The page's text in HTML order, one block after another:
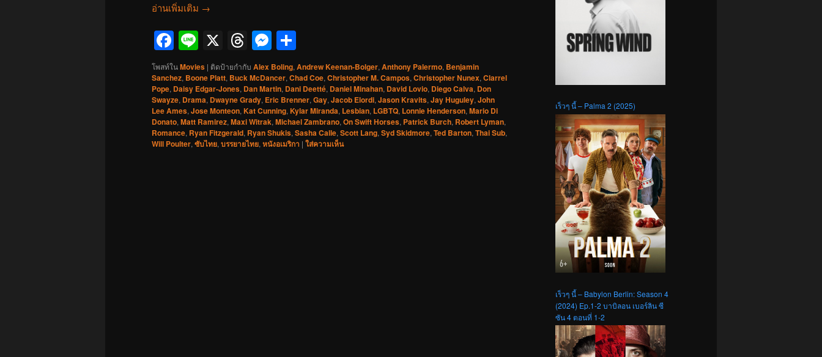
อ่านเพิ่มเติม →
Facebook
Line
X Threads
Messenger
โพสท์ในMovies | ติดป้ายกำกับ Alex Boling, Andrew Keenan-Bolger, Anthony Palermo, Benjamin
Sanchez, Boone Platt, Buck McDancer, Chad Coe, Christopher M. Campos, Christopher Nunex, Clarrel
Pope, Daisy Edgar-Jones, Dan Martin, Dani Deetté, Daniel Minahan, David Lovio, Diego Calva, Don
Swayze, Drama, Dwayne Grady, Eric Brenner, Gay, Jacob Elordi, Jason Kravits, Jay Huguley, John
Lee Ames, Jose Monteon, Kat Cunning, Kylar Miranda, Lesbian, LGBTQ, Lonnie Henderson, Mario Di
Donato, Matt Ramirez, Maxi Witrak, Michael Zambrano, On Swift Horses, Patrick Burch, Robert Lyman,
Romance, Ryan Fitzgerald, Ryan Shukis, Sasha Calle, Scott Lang, Syd Skidmore, Ted Barton, Thai Sub,
Will Poulter, ซับไทย, บรรยายไทย, หนังอเมริกา | ใส่ความเห็น
เร็วๆ นี้ – Palma 2 (2025)
เร็วๆ นี้ – Babylon Berlin: Season 4
(2024) Ep.1-2 บาบิลอน เบอร์ลิน ซี
ซัน 4 ตอนที่ 1-2